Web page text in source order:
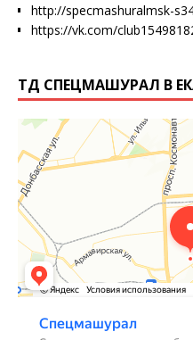
http://specmashuralmsk-
https://vk.com/
ТД СПЕЦМАШУРАЛ В